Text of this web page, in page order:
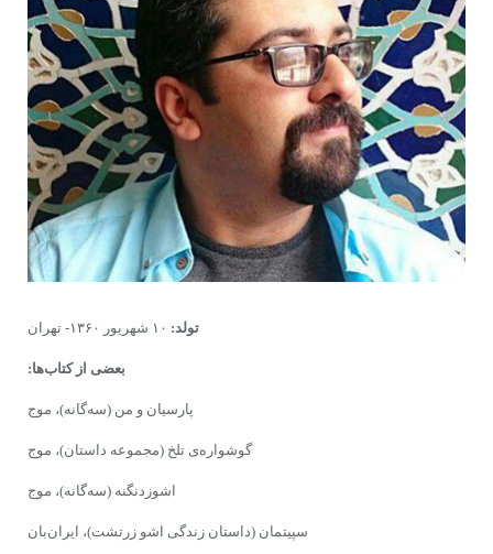
تولد:
بعضی از کتاب‌ها:
پارسیان و من (سه‌گانه)، موج
گوشواره‌ى تلخ (مجموعه داستان)، ‌موج
اشوزدنگنه (سه‌گانه)، موج
سپیتمان (داستان زندگی اشو زرتشت)، ایران‌بان